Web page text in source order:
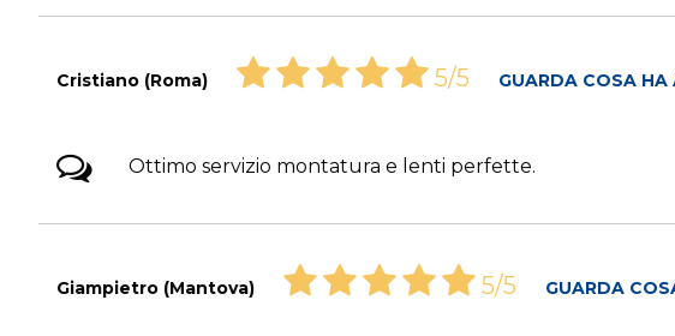
Cristiano (Roma) 5/5 GUARDA COSA
Ottimo servizio montatura e lenti perfette.
Giampietro (Mantova) 5/5 GUARDA